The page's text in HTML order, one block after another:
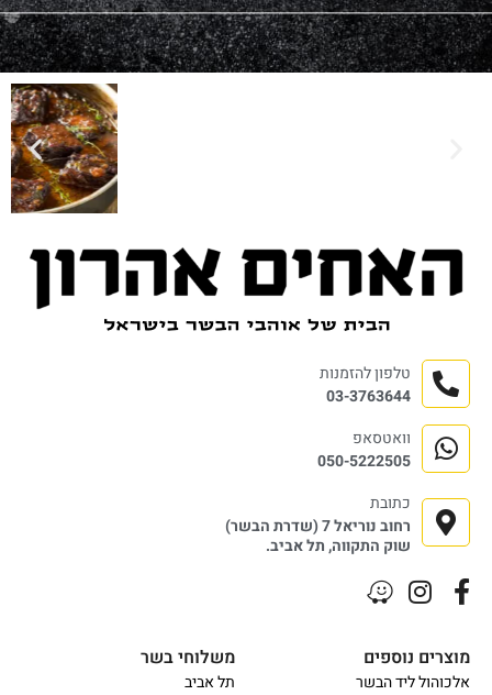
משלוחי בשר
תל אביב
מוצרים נוספים
אלכוהול ליד הבשר
טלפון להזמנות
03-3763644
וואטסאפ
050-5222505
כתובת
רחוב נוריאל 7 (שדרת הבשר)
שוק התקווה, תל אביב.